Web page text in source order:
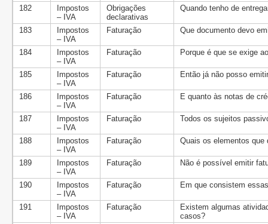
182
Impostos
– IVA
Obrigações
declarativas
Quando tenho de
183
Impostos
– IVA
Faturação Que documento devo
184
Impostos
– IVA
Faturação Porque é que se exige
185
Impostos
– IVA
Faturação Então já não posso
186
Impostos
– IVA
Faturação E quanto às notas de
187
Impostos
– IVA
Faturação Todos os sujeitos
188
Impostos
– IVA
Faturação Quais os elementos
189
Impostos
– IVA
Faturação Não é possível emitir
190
Impostos
– IVA
Faturação Em que consistem
191
Impostos
– IVA
Faturação
Existem algumas
casos?